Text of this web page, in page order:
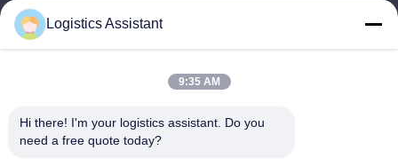
Logistics Assistant
9:35 AM
Hi there! I'm your logistics assistant. Do you
need a free quote today?